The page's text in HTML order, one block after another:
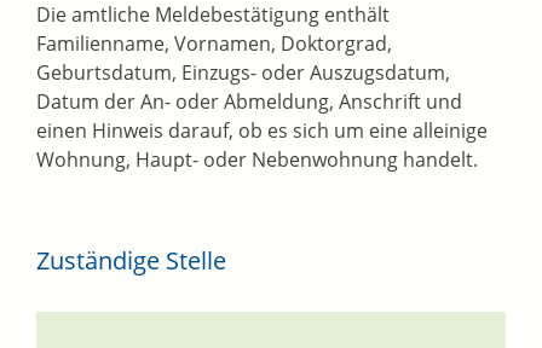
Die amtliche Meldebestätigung enthält
Familienname, Vornamen, Doktorgrad,
Geburtsdatum, Einzugs- oder Auszugsdatum,
Datum der An- oder Abmeldung, Anschrift und
einen Hinweis darauf, ob es sich um eine alleinige
Wohnung, Haupt- oder Nebenwohnung handelt.
Zuständige Stelle